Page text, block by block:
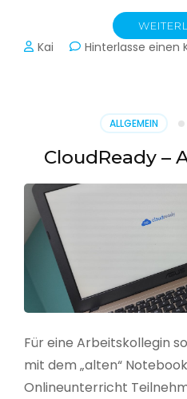
Kai Hinterlasse einen
ALLGEMEIN
CloudReady –
Für eine Arbeitskollegin
mit dem „alten“
Onlineunterricht